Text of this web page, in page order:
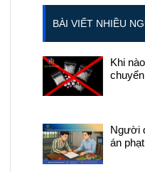
BÀI VIẾT NHIỀU
Khi
chuyển
Người
án